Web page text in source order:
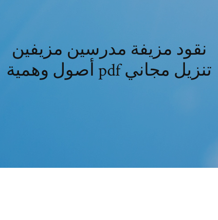
نقود مزيفة مدرسين مزيفين
أصول وهمية pdf تنزيل مجاني